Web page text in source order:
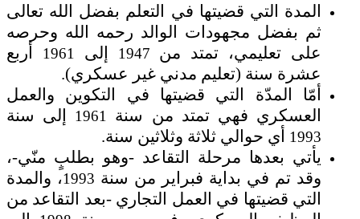
المدة التي قضيتها في التعلم بفضل الله تعالى
ثم بفضل مجهودات الوالد رحمه الله وحرصه
على تعليمي، تمتد من 1947 إلى 1961
أربع
عشرة سنة )تعليم مدني غير عسكري).
أمّا المدّة التي قضيتها في التكوين والعمل
العسكري فهي تمتد من سنة
1961 إلى سنة
1993 أي حوالي ثلاثة وثلاثين سنة.
يأتي بعدها مرحلة التقاعد -وهو بطلبٍ منّي-،
وقد تم في بداية فبراير من سنة 1993، والمدة
التي قضيتها في العمل التجاري -بعد التقاعد من